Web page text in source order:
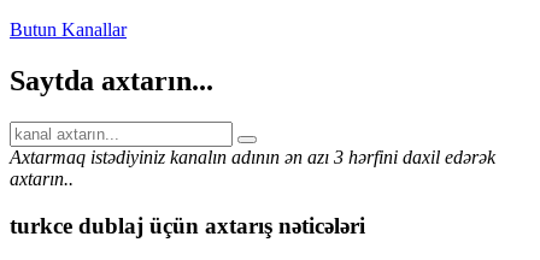
Butun Kanallar
Saytda axtarın...
Axtarmaq istədiyiniz kanalın adının ən azı 3 hərfini daxil edərək
axtarın..
turkce dublaj üçün axtarış nəticələri